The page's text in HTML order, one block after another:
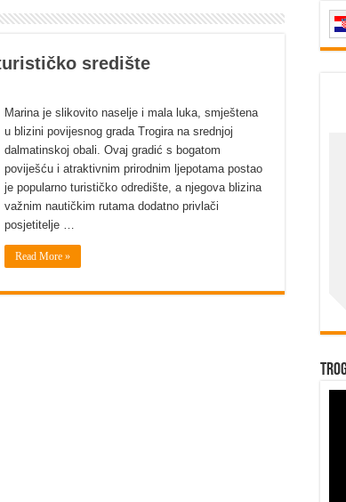
središte
Marina je slikovito naselje i mala luka, smještena
u blizini povijesnog grada Trogira na srednjoj
dalmatinskoj obali. Ovaj gradić s bogatom
poviješću i atraktivnim prirodnim ljepotama postao
je popularno turističko odredište, a njegova blizina
važnim nautičkim rutama dodatno privlači
posjetitelje …
Read More »